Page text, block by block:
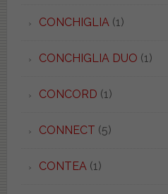
CONCHIGLIA(1)
CONCHIGLIA DUO (1)
CONCORD (1)
CONNECT (5)
CONTEA(1)